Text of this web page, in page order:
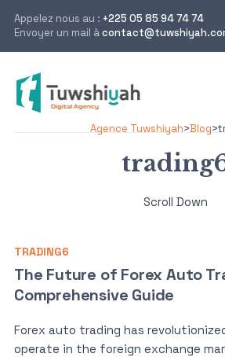
Appelez nous au : +225 05 85 94 74 74
Envoyer un mail à
Agence Tuwshiyah>Blog>
Scroll Down
TRADING6
The Future of Forex Auto
Comprehensive Guide
Forex auto trading has
operate in the foreign exchange